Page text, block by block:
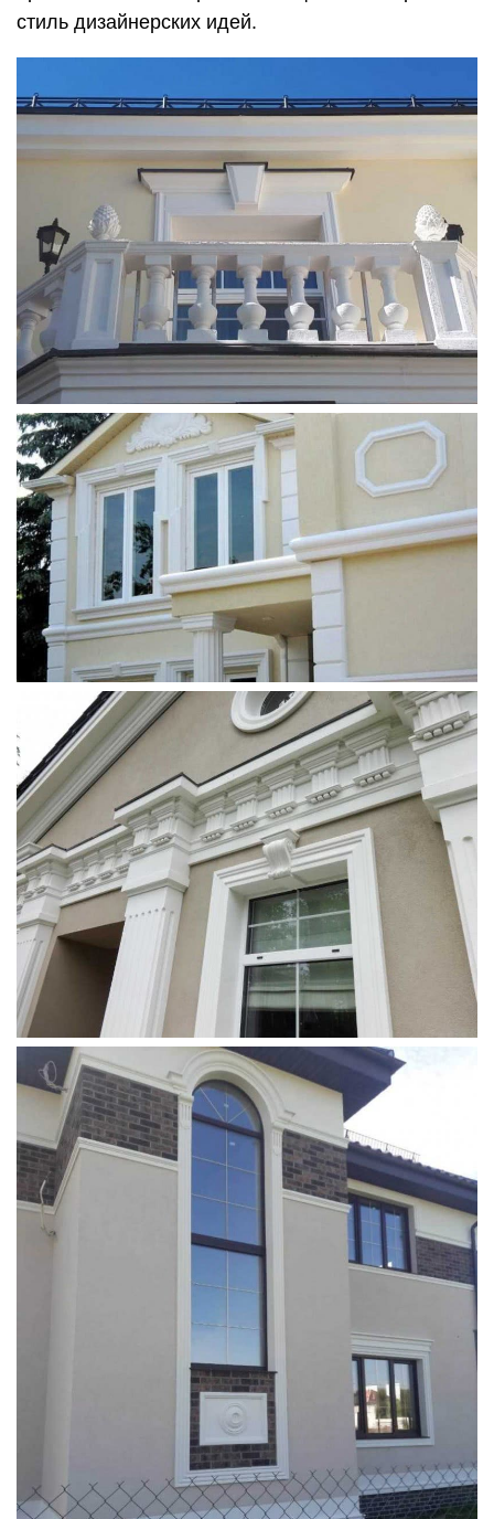
стиль дизайнерских идей.